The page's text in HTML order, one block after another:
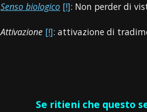
Senso biologico [!]: Non perder di
Attivazione [!]: attivazione di
Se ritieni che questo